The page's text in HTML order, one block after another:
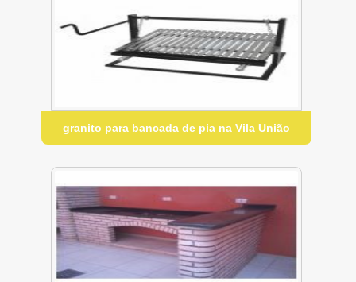
granito para bancada de pia na Vila União